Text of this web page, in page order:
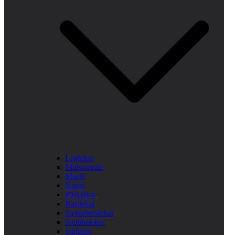
Laglekar
Midsommar
Musik
Namn
Påsklekar
Rastlekar
Samarbetslekar
Snabbalekar
Stafetter